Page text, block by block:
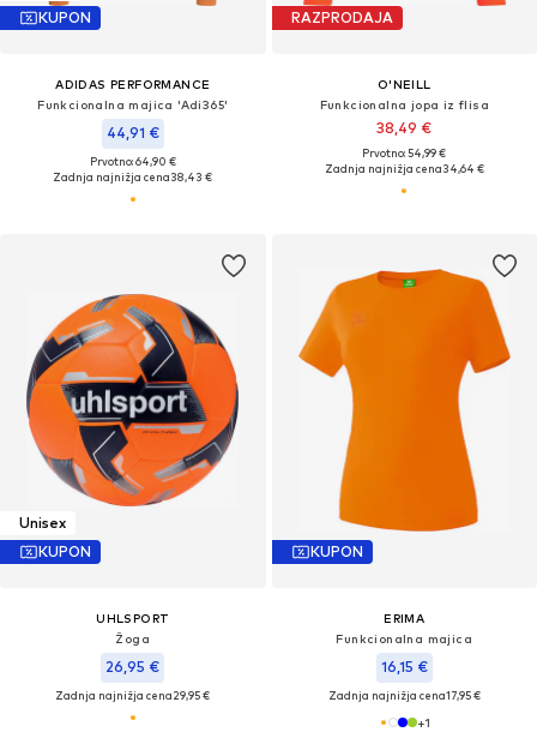
KUPON
ADIDAS PERFORMANCE
Funkcionalna majica 'Adi365'
44,91 €
Prvotno: 64,90 €
Zadnja najnižja cena38,43 €
RAZPRODAJA
O'NEILL
Funkcionalna jopa iz flisa
38,49 €
Prvotno: 54,99 €
Zadnja najnižja cena34,64 €
Unisex
KUPON
UHLSPORT
Žoga
26,95 €
Zadnja najnižja cena29,95 €
KUPON
ERIMA
Funkcionalna majica
16,15 €
Zadnja najnižja cena17,95 €
+1